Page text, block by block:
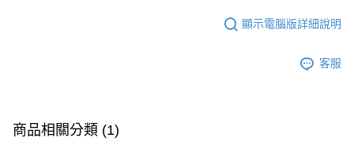
顯示電腦版詳細說明
客服
商品相關分類 (1)